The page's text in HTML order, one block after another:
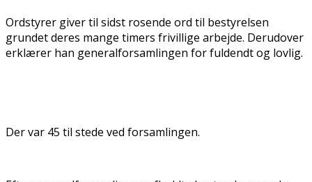
Ordstyrer giver til sidst rosende ord til bestyrelsen
grundet deres mange timers frivillige arbejde. Derudover
erklærer han generalforsamlingen for fuldendt og lovlig.
Der var 45 til stede ved forsamlingen.